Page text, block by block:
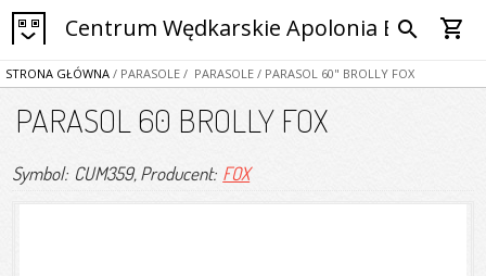
Centrum Wędkarskie Apolonia Bytom
search shopping_cart
STRONA GŁÓWNA / PARASOLE / PARASOLE / PARASOL 60" BROLLY FOX
PARASOL 60 BROLLY FOX
Symbol: CUM359, Producent: FOX